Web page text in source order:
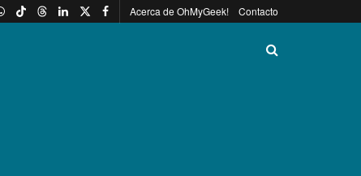
Acerca de OhMyGeek! Contacto